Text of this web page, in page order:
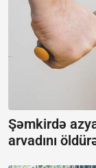
Şəmkirdə
arvadını